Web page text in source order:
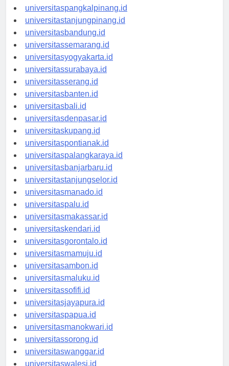
universitasbengkulu.id
universitaspangkalpinang.id
universitastanjungpinang.id
universitasbandung.id
universitassemarang.id
universitasyogyakarta.id
universitassurabaya.id
universitasserang.id
universitasbanten.id
universitasbali.id
universitasdenpasar.id
universitaskupang.id
universitaspontianak.id
universitaspalangkaraya.id
universitasbanjarbaru.id
universitastanjungselor.id
universitasmanado.id
universitaspalu.id
universitasmakassar.id
universitaskendari.id
universitasgorontalo.id
universitasmamuju.id
universitasambon.id
universitasmaluku.id
universitassofifi.id
universitasjayapura.id
universitaspapua.id
universitasmanokwari.id
universitassorong.id
universitaswanggar.id